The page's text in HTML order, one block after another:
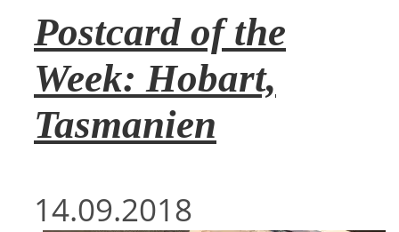
Postcard of the
Week: Hobart,
Tasmanien
14.09.2018